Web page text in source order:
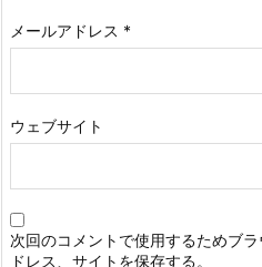
メールアドレス *
ウェブサイト
次回のコメントで使用するためブ
ドレス、サイトを保存する。